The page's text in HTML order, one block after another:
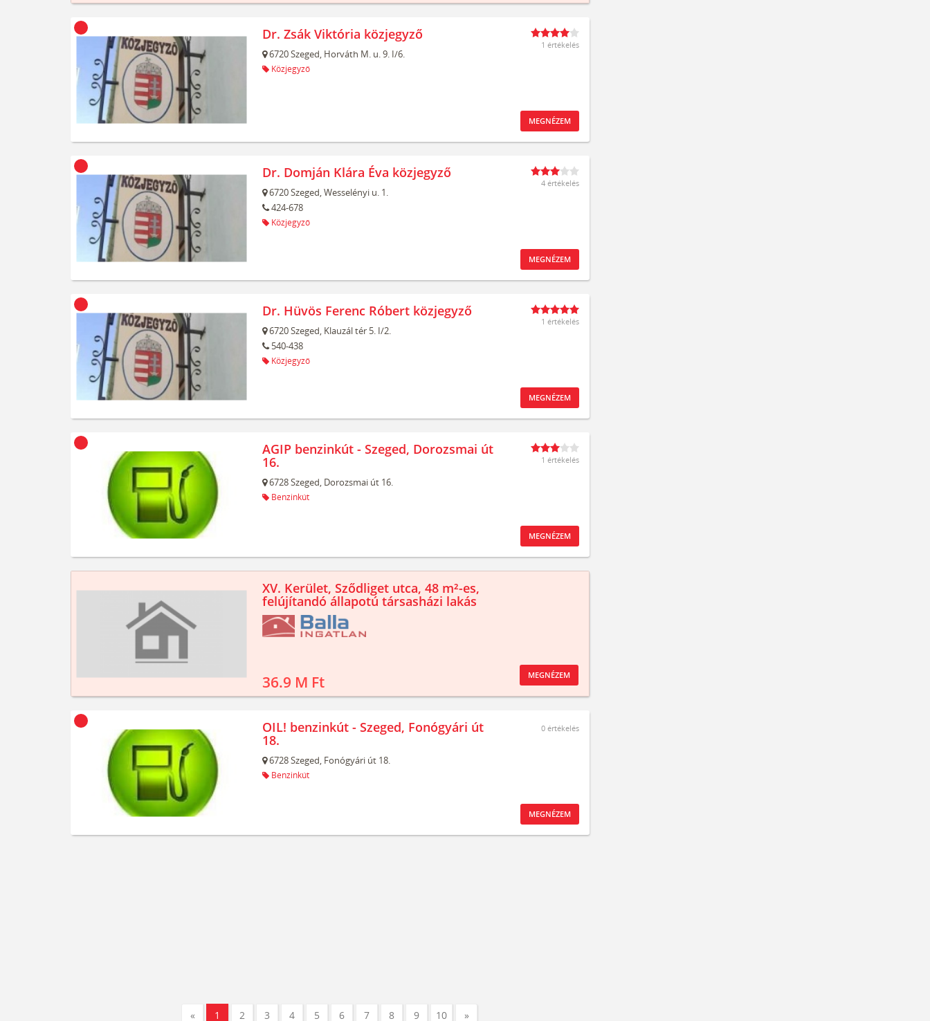
Dr. Zsák Viktória közjegyző
6720Szeged, Horváth M. u. 9. I/6.
Közjegyző
1 értékelés
MEGNÉZEM
Dr. Domján Klára Éva közjegyző
6720Szeged,Wesselényi u. 1.
424-678
Közjegyző
4 értékelés
MEGNÉZEM
Dr. Hüvös Ferenc Róbert közjegyző
6720Szeged, Klauzál tér 5. I/2.
540-438
Közjegyző
1 értékelés
MEGNÉZEM
AGIP benzinkút - Szeged, Dorozsmai út
16.
6728Szeged, Dorozsmai út 16.
Benzinkút
1 értékelés
MEGNÉZEM
XV. Kerület, Sződliget utca, 48 m²-es,
felújítandó állapotú társasházi lakás
36.9 M Ft MEGNÉZEM
OIL! benzinkút - Szeged, Fonógyári út
18.
6728Szeged, Fonógyári út 18.
Benzinkút
0 értékelés
MEGNÉZEM
« 1 2 3 4 5 6 7 8 9 10 »